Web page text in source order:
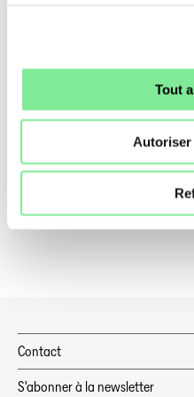
Tout
Autoriser
Nouvelles
Bénéfices
Contact
S'abonner à la newsletter